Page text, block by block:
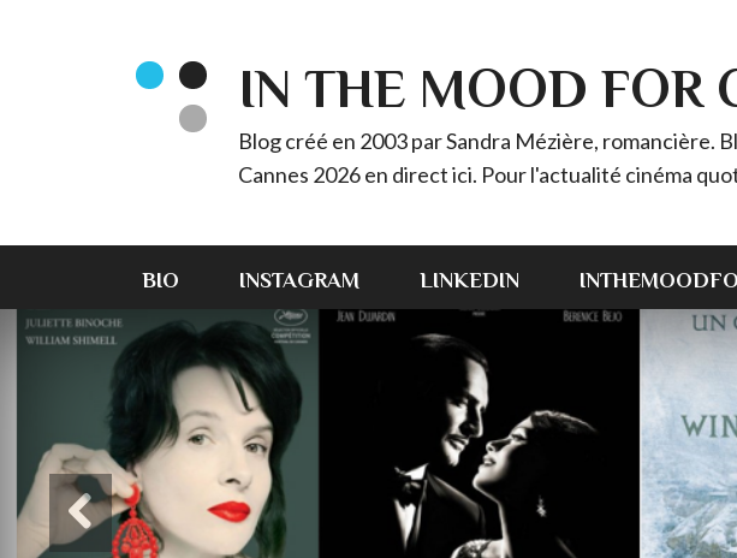
IN THE MOOD FOR
Blog créé en 2003 par Sandra Mézière, romancière.
Cannes 2026 en direct ici. Pour l'actualité cinéma
BIO INSTAGRAM LINKEDIN